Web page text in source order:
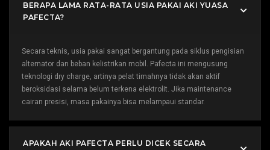
BERAPA LAMA RATA-RATA USIA PAKAI AKI YUASA
PAFECTA?
Secara teknis, usia pakai sangat bergantung pada siklus pengisian
alternator dan beban kelistrikan mobil. Pafecta ini mengusung
teknologi dry charge, artinya pelat timahnya tidak akan aktif
beroksidasi selama belum terkena elektrolit. Jika maintenance
cairan presisi, masa pakainya bisa melampaui standar.
APAKAH AKI PAFECTA PERLU DICEK SECARA